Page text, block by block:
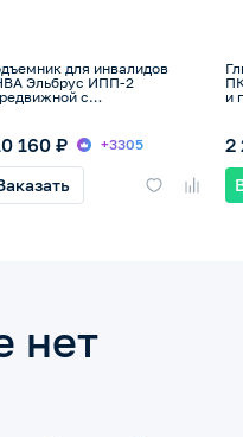
для инвалидов
Эльбрус ИПП-2
с
160 ₽ +3305
и
2
нет